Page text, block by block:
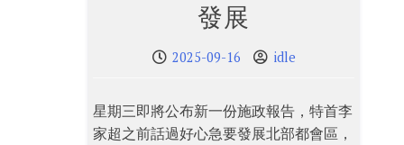
發展
2025-09-16 idle
星期三即將公布新一份施政報告，特首李
家超之前話過好心急要發展北部都會區，